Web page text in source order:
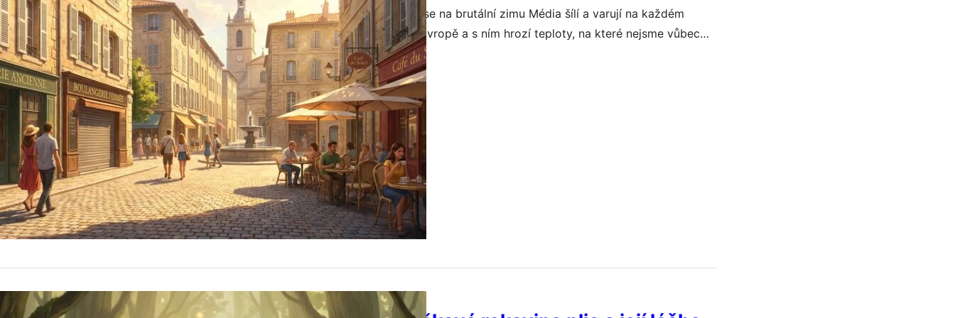
Polární vír se blíží k Evropě: Připrav se na brutální zimu Média šílí a varují na každém
kroku, protože polární vír se blíží k Evropě a s ním hrozí teploty, na které nejsme vůbec
zvyklí. Představ si to: probudíš se, venku je mráz, že ti zamrzá dech na rtech, a rtuť
teploměru padá hluboko pod…
fabogawapo21201 srpna, 2026
ZDRAVÍ & LIFESTYLE